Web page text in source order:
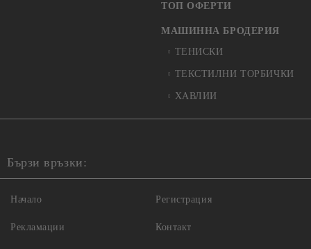
ТОП ОФЕРТИ
МАШИННА БРОДЕРИЯ
ТЕНИСКИ
ТЕКСТИЛНИ ТОРБИЧКИ
ХАВЛИИ
Бързи връзки:
Начало
Рекламации
Регистрация
Контакт